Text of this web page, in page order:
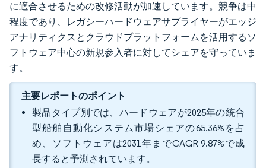
に適合させるための改修活動が加速しています。競争は中
程度であり、レガシーハードウェアサプライヤーがエッジ
アナリティクスとクラウドプラットフォームを活用するソ
フトウェア中心の新規参入者に対してシェアを守っていま
す。
主要レポートのポイント
製品タイプ別では、ハードウェアが2025年の統合
型船舶自動化システム市場シェアの65.36%を占
め、ソフトウェアは2031年までCAGR 9.87%で成
長すると予測されています。